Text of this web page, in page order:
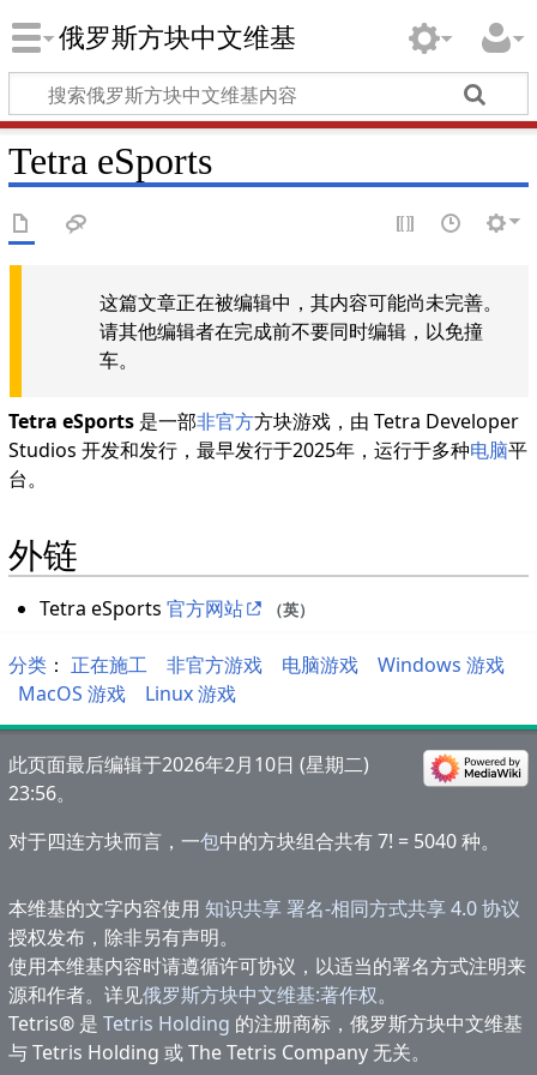
俄罗斯方块中文维基
Tetra eSports
这篇文章正在被编辑中，其内容可能尚未完善。
请其他编辑者在完成前不要同时编辑，以免撞
车。
Tetra eSports 是一部非官方方块游戏，由 Tetra Developer
Studios 开发和发行，最早发行于2025年，运行于多种电脑平
台。
外链
Tetra eSports 官方网站 （英）
分类 ：​ 正在施工 非官方游戏 电脑游戏
Windows 游戏
MacOS 游戏
Linux 游戏
此页面最后编辑于2026年2月10日 (星期二)
23:56。
对于四连方块而言，一包中的方块组合共有 7! = 5040 种。
本维基的文字内容使用 知识共享 署名-相同方式共享 4.0 协议
授权发布，除非另有声明。
使用本维基内容时请遵循许可协议，以适当的署名方式注明来
源和作者。详见俄罗斯方块中文维基:著作权。
Tetris® 是Tetris Holding 的注册商标，俄罗斯方块中文维基
与 Tetris Holding 或 The Tetris Company 无关。